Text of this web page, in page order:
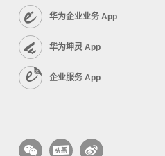
华为企业业务 App
华为坤灵 App
企业服务 App